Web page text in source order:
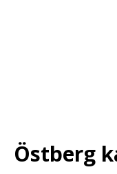
Östberg